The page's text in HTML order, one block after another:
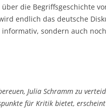
die Begriffsgeschichte
endlich das deutsche
sondern auch
Julia Schramm zu
für Kritik bietet,